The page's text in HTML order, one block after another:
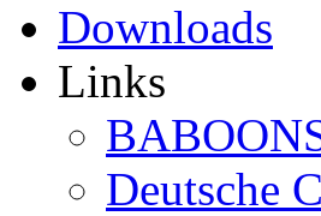
Downloads
Links
Deutsche